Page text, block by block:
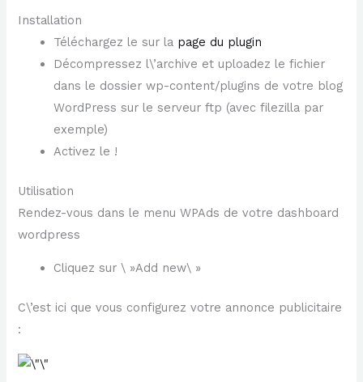
Installation
Téléchargez le sur la page du plugin
Décompressez l\’archive et uploadez le fichier
dans le dossier wp-content/plugins de votre blog
WordPress sur le serveur ftp (avec filezilla par
exemple)
Activez le !
Utilisation
Rendez-vous dans le menu WPAds de votre dashboard
wordpress
Cliquez sur \ »Add new\ »
C\’est ici que vous configurez votre annonce publicitaire
: